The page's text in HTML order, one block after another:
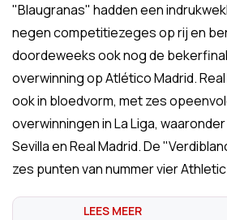
"Blaugranas" hadden een
negen competitiezeges op rij en
doordeweeks ook nog de
overwinning op Atlético Madrid.
ook in bloedvorm, met zes
overwinningen in La Liga,
Sevilla en Real Madrid. De
zes punten van nummer vier